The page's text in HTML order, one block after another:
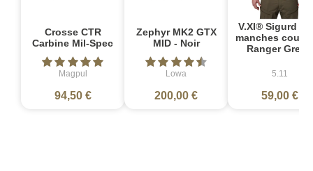
Crosse CTR
Carbine Mil-Spec
Magpul
94,50 €
Zephyr MK2 GTX
MID - Noir
Lowa
200,00 €
V.XI® Sigurd
manches
Ranger Green
5.11
59,00 €